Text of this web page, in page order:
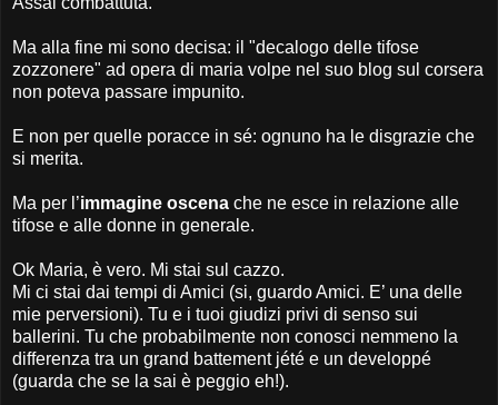
Ma alla fine mi sono decisa: il "decalogo delle tifose
zozzonere" ad opera di maria volpe nel suo blog sul corsera
non poteva passare impunito.
E non per quelle poracce in sé: ognuno ha le disgrazie che
si merita.
Ma per l’immagine oscena che ne esce in relazione alle
tifose e alle donne in generale.
Ok Maria, è vero. Mi stai sul cazzo.
Mi ci stai dai tempi di Amici (si, guardo Amici. E’ una delle
mie perversioni). Tu e i tuoi giudizi privi di senso sui
ballerini. Tu che probabilmente non conosci nemmeno la
differenza tra un grand battement jété e un developpé
(guarda che se la sai è peggio eh!).